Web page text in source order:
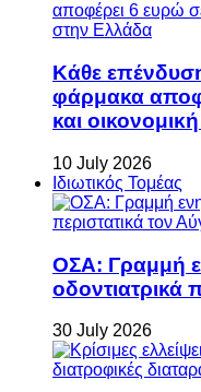
Κάθε
φάρμακα
και
10 July 2026
Ιδιωτικός Τομέας
ΟΣΑ: Γραμμή
οδοντιατρικά
30 July 2026